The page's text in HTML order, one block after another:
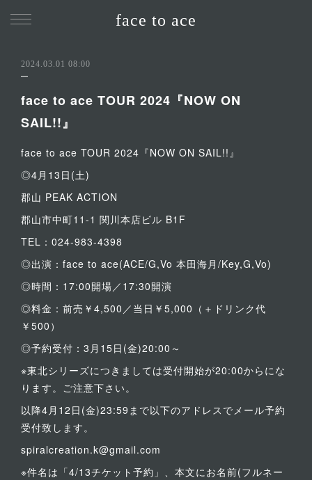
face to ace
2024.03.01 08:00
face to ace TOUR 2024『NOW ON
SAIL!!』
face to ace TOUR 2024『NOW ON SAIL!!』
◎4月13日(土)
郡山 PEAK ACTION
郡山市中町11-1 関川本店ビル B1F
TEL：024-983-4398
◎出演：face to ace(ACE/G,Vo 本田海月/Key,G,Vo)
◎時間：17:00開場／17:30開演
◎料金：前売￥4,500／当日￥5,000（＋ドリンク代
￥500）
◎予約受付：3月15日(金)20:00～
※東北シリーズにつきましては受付開始が20:00からにな
ります。ご注意下さい。
以降4月12日(金)23:59まで以下のアドレスでメール予約
受付致します。
spiralcreation.k@gmail.com
※件名は「4/13チケット予約」、本文にお名前(フルネー